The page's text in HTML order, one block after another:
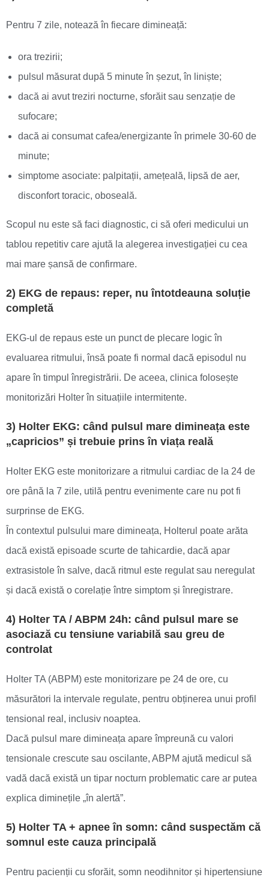
Pentru 7 zile, notează în fiecare dimineață:
ora trezirii;
pulsul măsurat după 5 minute în șezut, în liniște;
dacă ai avut treziri nocturne, sforăit sau senzație de
sufocare;
dacă ai consumat cafea/energizante în primele 30-60 de
minute;
simptome asociate: palpitații, amețeală, lipsă de aer,
disconfort toracic, oboseală.
Scopul nu este să faci diagnostic, ci să oferi medicului un
tablou repetitiv care ajută la alegerea investigației cu cea
mai mare șansă de confirmare.
2) EKG de repaus: reper, nu întotdeauna soluție
completă
EKG-ul de repaus este un punct de plecare logic în
evaluarea ritmului, însă poate fi normal dacă episodul nu
apare în timpul înregistrării. De aceea, clinica folosește
monitorizări Holter în situațiile intermitente.
3) Holter EKG: când pulsul mare dimineața este
„capricios” și trebuie prins în viața reală
Holter EKG este monitorizare a ritmului cardiac de la 24 de
ore până la 7 zile, utilă pentru evenimente care nu pot fi
surprinse de EKG.
În contextul pulsului mare dimineața, Holterul poate arăta
dacă există episoade scurte de tahicardie, dacă apar
extrasistole în salve, dacă ritmul este regulat sau neregulat
și dacă există o corelație între simptom și înregistrare.
4) Holter TA / ABPM 24h: când pulsul mare se
asociază cu tensiune variabilă sau greu de
controlat
Holter TA (ABPM) este monitorizare pe 24 de ore, cu
măsurători la intervale regulate, pentru obținerea unui profil
tensional real, inclusiv noaptea.
Dacă pulsul mare dimineața apare împreună cu valori
tensionale crescute sau oscilante, ABPM ajută medicul să
vadă dacă există un tipar nocturn problematic care ar putea
explica diminețile „în alertă”.
5) Holter TA + apnee în somn: când suspectăm că
somnul este cauza principală
Pentru pacienții cu sforăit, somn neodihnitor și hipertensiune